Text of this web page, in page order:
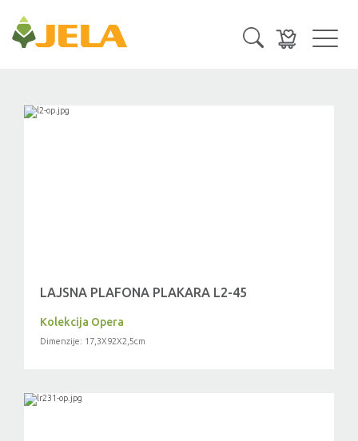
LAJSNA PLAFONA PLAKARA L2-45
Kolekcija Opera
Dimenzije: 17,3X92X2,5cm